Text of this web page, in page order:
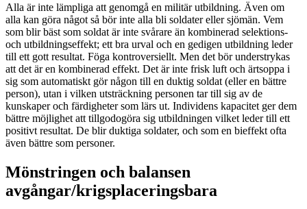
Alla är inte lämpliga att genomgå en militär utbildning. Även om
alla kan göra något så bör inte alla bli soldater eller sjömän. Vem
som blir bäst som soldat är inte svårare än kombinerad selektions-
och utbildningseffekt; ett bra urval och en gedigen utbildning leder
till ett gott resultat. Föga kontroversiellt. Men det bör understrykas
att det är en kombinerad effekt. Det är inte frisk luft och ärtsoppa i
sig som automatiskt gör någon till en duktig soldat (eller en bättre
person), utan i vilken utsträckning personen tar till sig av de
kunskaper och färdigheter som lärs ut. Individens kapacitet ger dem
bättre möjlighet att tillgodogöra sig utbildningen vilket leder till ett
positivt resultat. De blir duktiga soldater, och som en bieffekt ofta
även bättre som personer.
Mönstringen och balansen
avgångar/krigsplaceringsbara